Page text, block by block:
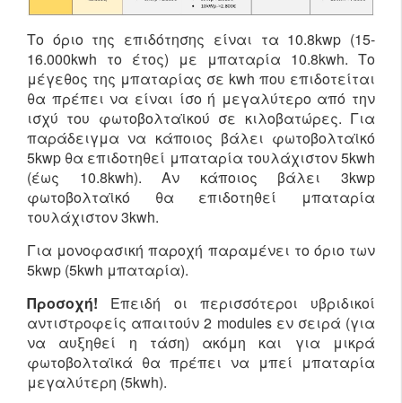
Το όριο της επιδότησης είναι τα 10.8kwp (15-
16.000kwh το έτος) με μπαταρία 10.8kwh. Το
μέγεθος της μπαταρίας σε kwh που επιδοτείται
θα πρέπει να είναι ίσο ή μεγαλύτερο από την
ισχύ του φωτοβολταϊκού σε κιλοβατώρες. Για
παράδειγμα να κάποιος βάλει φωτοβολταϊκό
5kwp θα επιδοτηθεί μπαταρία τουλάχιστον 5kwh
(έως 10.8kwh). Αν κάποιος βάλει 3kwp
φωτοβολταϊκό θα επιδοτηθεί μπαταρία
τουλάχιστον 3kwh.
Για μονοφασική παροχή παραμένει το όριο των
5kwp (5kwh μπαταρία).
Προσοχή! Επειδή οι περισσότεροι υβριδικοί
αντιστροφείς απαιτούν 2 modules εν σειρά (για
να αυξηθεί η τάση) ακόμη και για μικρά
φωτοβολταϊκά θα πρέπει να μπεί μπαταρία
μεγαλύτερη (5kwh).